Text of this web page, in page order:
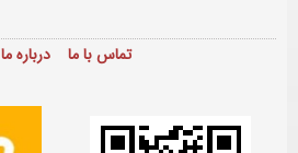
تماس با ما درباره ما